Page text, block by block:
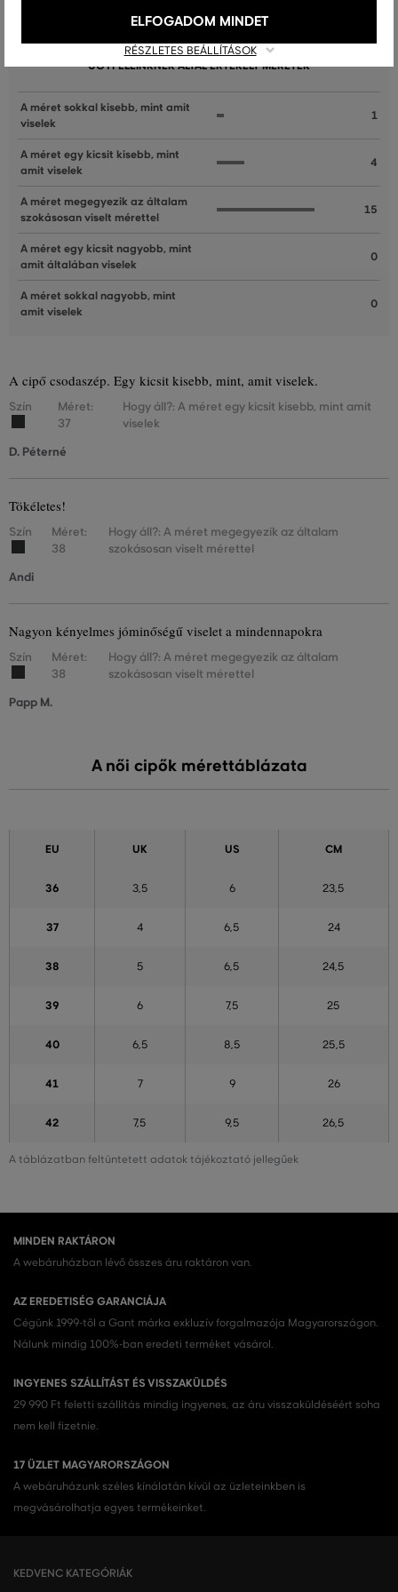
Recenziók
ÜGYFELEINKNEK ÁLTAL ÉRTÉKELT MÉRETEK
A méret sokkal kisebb, mint amit
viselek
1
A méret egy kicsit kisebb, mint
amit viselek
4
A méret megegyezik az általam
szokásosan viselt mérettel
15
A méret egy kicsit nagyobb, mint
amit általában viselek
0
A méret sokkal nagyobb, mint
amit viselek
0
A cipő csodaszép. Egy kicsit kisebb, mint, amit viselek.
Szín
Méret:
37
Hogy áll?: A méret egy kicsit kisebb, mint amit
viselek
D. Péterné
Tökéletes!
Szín
Méret:
38
Hogy áll?: A méret megegyezik az általam
szokásosan viselt mérettel
Andi
Nagyon kényelmes jóminőségű viselet a mindennapokra
Szín
Méret:
38
Hogy áll?: A méret megegyezik az általam
szokásosan viselt mérettel
Papp M.
A női cipők mérettáblázata
A táblázatban feltüntetett adatok tájékoztató jellegűek
EU UK US CM
36 3,5 6 23,5
37 4 6,5 24
38 5 6,5 24,5
39 6 7,5 25
40 6,5 8,5 25,5
41 7 9 26
42 7,5 9,5 26,5
MINDEN RAKTÁRON
A webáruházban lévő összes áru raktáron van.
AZ EREDETISÉG GARANCIÁJA
Cégünk 1999-től a Gant márka exkluzív forgalmazója Magyarországon.
Nálunk mindig 100%-ban eredeti terméket vásárol.
INGYENES SZÁLLÍTÁST ÉS VISSZAKÜLDÉS
29 990 Ft feletti szállítás mindig ingyenes, az áru visszaküldéséért soha
nem kell fizetnie.
17 ÜZLET MAGYARORSZÁGON
A webáruházunk széles kínálatán kívül az üzleteinkben is
megvásárolhatja egyes termékeinket.
KEDVENC KATEGÓRIÁK
RÉSZLETES BEÁLLÍTÁSOK
ELFOGADOM MINDET